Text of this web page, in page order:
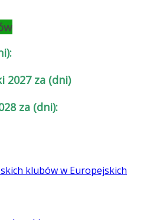
2027 za (dni)
za (dni):
klubów w Europejskich